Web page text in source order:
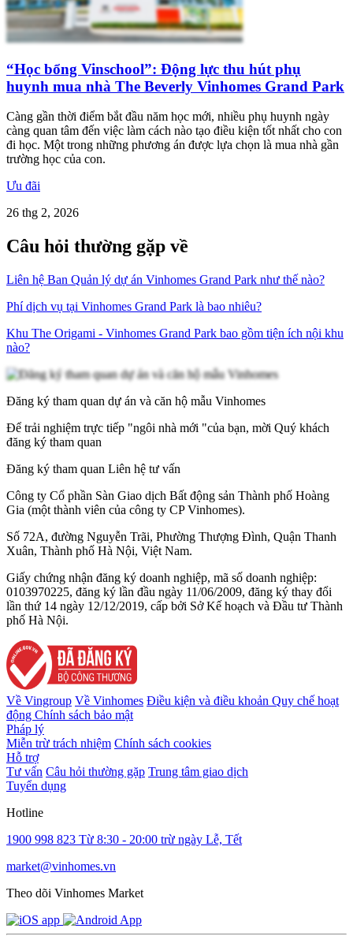
“Học bổng Vinschool”: Động lực thu hút phụ
huynh mua nhà The Beverly Vinhomes Grand Park
Càng gần thời điểm bắt đầu năm học mới, nhiều phụ huynh ngày
càng quan tâm đến việc làm cách nào tạo điều kiện tốt nhất cho con
đi học. Một trong những phương án được lựa chọn là mua nhà gần
trường học của con.
Ưu đãi
26 thg 2, 2026
Câu hỏi thường gặp về
Liên hệ Ban Quản lý dự án Vinhomes Grand Park như thế nào?
Phí dịch vụ tại Vinhomes Grand Park là bao nhiêu?
Khu The Origami - Vinhomes Grand Park bao gồm tiện ích nội khu
nào?
Đăng ký tham quan dự án và căn hộ mẫu Vinhomes
Để trải nghiệm trực tiếp "ngôi nhà mới "của bạn, mời Quý khách
đăng ký tham quan
Đăng ký tham quan Liên hệ tư vấn
Công ty Cổ phần Sàn Giao dịch Bất động sản Thành phố Hoàng
Gia (một thành viên của công ty CP Vinhomes).
Số 72A, đường Nguyễn Trãi, Phường Thượng Đình, Quận Thanh
Xuân, Thành phố Hà Nội, Việt Nam.
Giấy chứng nhận đăng ký doanh nghiệp, mã số doanh nghiệp:
0103970225, đăng ký lần đầu ngày 11/06/2009, đăng ký thay đổi
lần thứ 14 ngày 12/12/2019, cấp bởi Sở Kế hoạch và Đầu tư Thành
phố Hà Nội.
Về Vingroup Về Vinhomes Điều kiện và điều khoản Quy chế hoạt
động Chính sách bảo mật
Pháp lý
Miễn trừ trách nhiệm Chính sách cookies
Hỗ trợ
Tư vấn Câu hỏi thường gặp Trung tâm giao dịch
Tuyển dụng
Hotline
1900 998 823 Từ 8:30 - 20:00 trừ ngày Lễ, Tết
market@vinhomes.vn
Theo dõi Vinhomes Market